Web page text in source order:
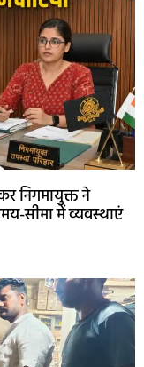
निगमायुक्त ने
सीमा में व्यवस्थाएं